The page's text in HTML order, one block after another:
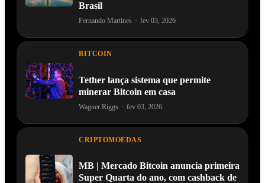
Brasil
Fernando Martines · fev 03, 2026
BITCOIN
Tether lança sistema que permite
minerar Bitcoin em casa
Wagner Riggs · fev 03, 2026
CRIPTOMOEDAS
MB | Mercado Bitcoin anuncia primeira
Super Quarta do ano, com cashback de